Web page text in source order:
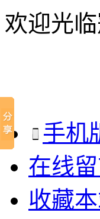
欢迎光
手机
在线
收藏